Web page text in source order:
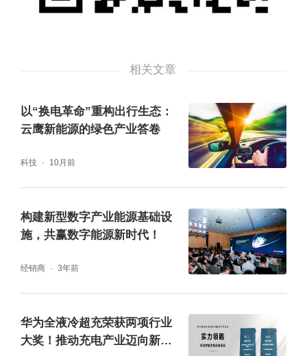
沙龙现场,重庆市政府、市经信委、南岸区政
相关文章
以“换电革命”重构出行生态：
云鹰新能源的绿色产业答卷
科技 10月前
构建新型数字产业能源基础设
施，共赢数字能源新时代！
经销商 3年前
华为全液冷超充荣获两项行业
大奖！推动充电产业迈向新高